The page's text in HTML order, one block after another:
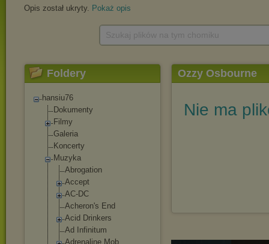
Opis został ukryty. Pokaż opis
Foldery
hansiu76
Dokumenty
Filmy
Galeria
Koncerty
Muzyka
Abrogation
Accept
AC-DC
Acheron's End
Acid Drinkers
Ad Infinitum
Adrenaline Mob
Ozzy Osbourne
Nie ma